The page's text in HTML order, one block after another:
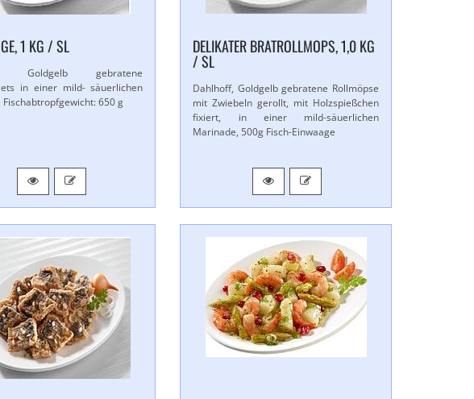
1 KG / SL
Goldgelb gebratene
in einer mild- säuerlichen
650 g
DELIKATER BRATROLLMOPS, 1,​0 KG
/ SL
Dahlhoff, Goldgelb gebratene Rollmöpse
mit Zwiebeln gerollt, mit Holzspießchen
fixiert, in einer mild-​säuerlichen
Marinade, 500g Fisch-​Einwaage